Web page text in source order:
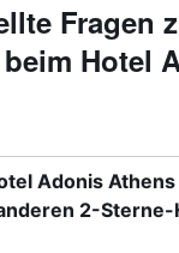
Fragen
Hotel
Adonis Athens
2-Sterne-